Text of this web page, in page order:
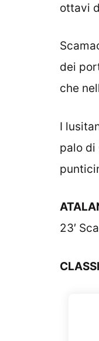
ottavi
dei
che
I
palo di
23′